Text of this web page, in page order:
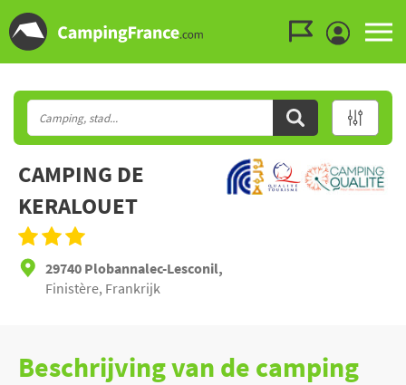
CAMPING DE
KERALOUET
29740 Plobannalec-Lesconil,
Finistère, Frankrijk
Beschrijving van de camping